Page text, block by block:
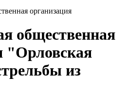
организация
общественная
"Орловская
из